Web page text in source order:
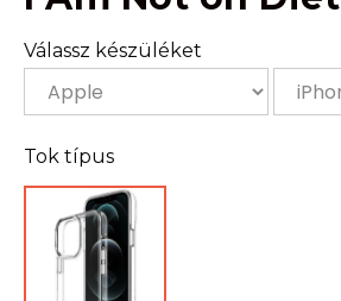
Válassz készüléket
Tok típus